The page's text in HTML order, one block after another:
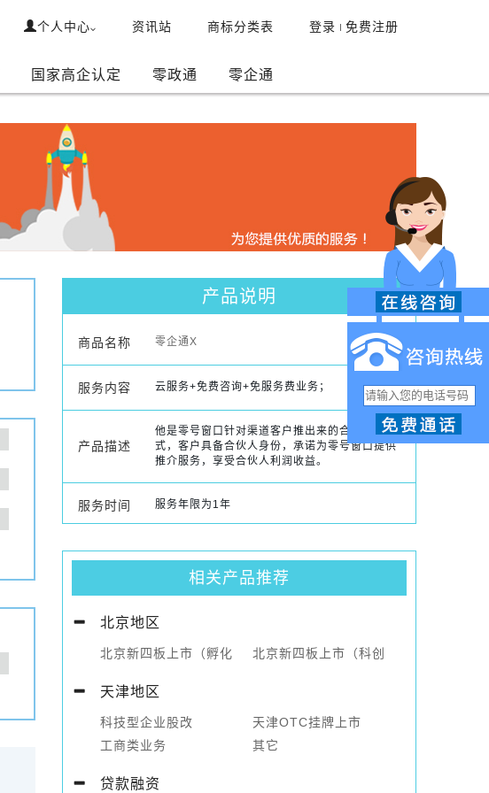
登录 免费注册
商标分类表
资讯站
个人中心
国家高企认定 零政通 零企通
产品说明
商品名称 零企通X
服务内容 云服务+免费咨询+免服务费业务；
产品描述
他是零号窗口针对渠道客户推出来的合伙人模
式，客户具备合伙人身份，承诺为零号窗口提供
推介服务，享受合伙人利润收益。
服务时间 服务年限为1年
相关产品推荐
北京地区
北京新四板上市（孵化
北京新四板上市（科创
天津地区
科技型企业股改
天津OTC挂牌上市
工商类业务
其它
贷款融资